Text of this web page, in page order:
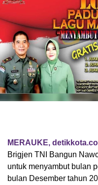
MERAUKE,
Brigjen TNI Bangun
untuk menyambut bulan
bulan Desember tahun